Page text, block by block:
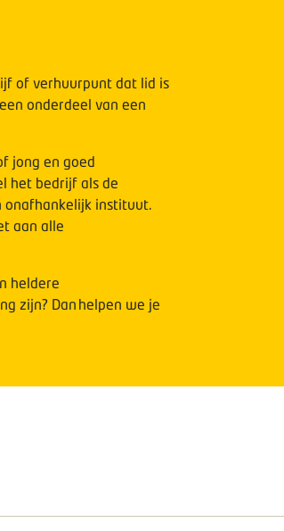
of verhuurpunt dat lid is
onderdeel van een
jong en goed
het bedrijf als de
onafhankelijk instituut.
aan alle
heldere
zijn? Dan helpen we je